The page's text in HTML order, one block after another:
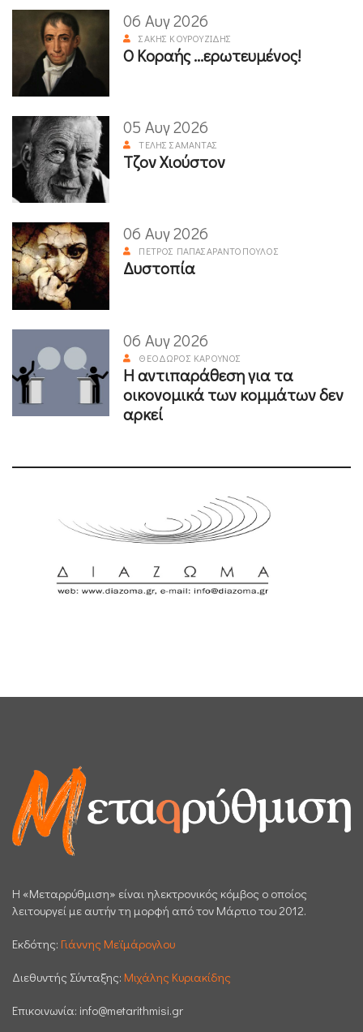
06 Αυγ 2026
ΣΆΚΗΣ ΚΟΥΡΟΥΖΊΔΗΣ
Ο Κοραής ...ερωτευμένος!
05 Αυγ 2026
ΤΈΛΗΣ ΣΑΜΑΝΤΆΣ
Τζον Χιούστον
06 Αυγ 2026
ΠΈΤΡΟΣ ΠΑΠΑΣΑΡΑΝΤΌΠΟΥΛΟΣ
Δυστοπία
06 Αυγ 2026
ΘΕΌΔΩΡΟΣ ΚΑΡΟΎΝΟΣ
Η αντιπαράθεση για τα
οικονομικά των κομμάτων δεν
αρκεί
H «Μεταρρύθμιση» είναι ηλεκτρονικός κόμβος ο οποίος
λειτουργεί με αυτήν τη μορφή από τον Μάρτιο του 2012.
Εκδότης: Γιάννης Μεϊμάρογλου
Διεθυντής Σύνταξης: Μιχάλης Κυριακίδης
Επικοινωνία: info@metarithmisi.gr